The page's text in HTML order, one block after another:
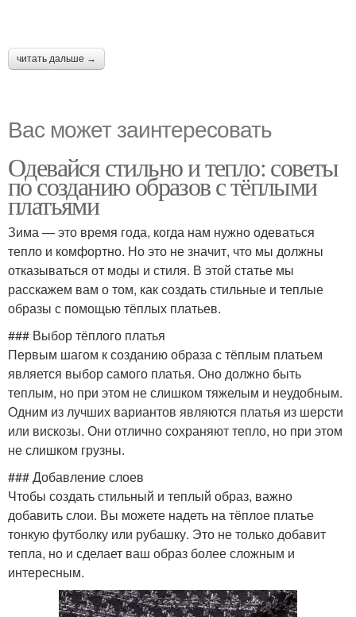
читать дальше →
Вас может заинтересовать
Одевайся стильно и тепло: советы
по созданию образов с тёплыми
платьями
Зима — это время года, когда нам нужно одеваться
тепло и комфортно. Но это не значит, что мы должны
отказываться от моды и стиля. В этой статье мы
расскажем вам о том, как создать стильные и теплые
образы с помощью тёплых платьев.
### Выбор тёплого платья
Первым шагом к созданию образа с тёплым платьем
является выбор самого платья. Оно должно быть
теплым, но при этом не слишком тяжелым и неудобным.
Одним из лучших вариантов являются платья из шерсти
или вискозы. Они отлично сохраняют тепло, но при этом
не слишком грузны.
### Добавление слоев
Чтобы создать стильный и теплый образ, важно
добавить слои. Вы можете надеть на тёплое платье
тонкую футболку или рубашку. Это не только добавит
тепла, но и сделает ваш образ более сложным и
интересным.